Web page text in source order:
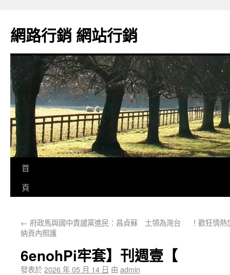
網路行銷 網站行銷
首
頁
← 府政馬與國中責譴黨進民：昌貞蘇 土領為灣台
納頁內照護
！歡狂情
6enohPi牢套】刊週壹【
發表於2026 年 05 月 14 日 由 admin